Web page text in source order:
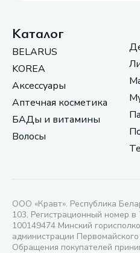
Каталог
BELARUS
KOREA
Аксессуары
Аптечная косметика
БАДы и витамины
Волосы
ООО «Кравт». Республика
103. Регистрационный номер
100149474 Минский
администрации
Обращения покупателей